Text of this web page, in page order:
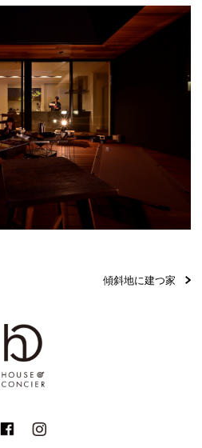
傾斜地に建つ家